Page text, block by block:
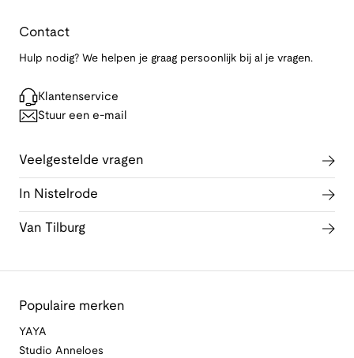
Contact
Hulp nodig? We helpen je graag persoonlijk bij al je vragen.
Klantenservice
Stuur een e-mail
Veelgestelde vragen
In Nistelrode
Van Tilburg
Populaire merken
YAYA
Studio Anneloes